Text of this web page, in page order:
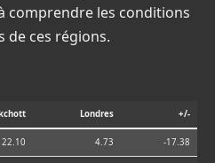
comprendre les conditions
de ces régions.
Londres +/-
22.10 4.73 -17.38